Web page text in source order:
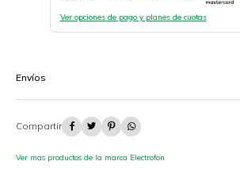
Ver opciones de pago y planes de cuotas
Envíos
   
Ver mas productos de la marca Electrofon